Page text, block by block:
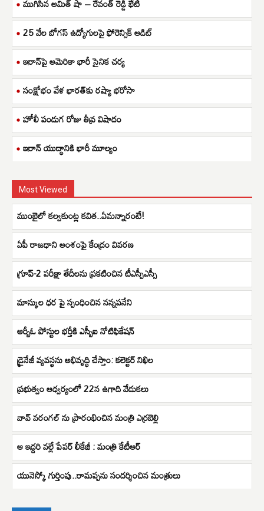
25 వేల బోగస్ ఉద్యోగులపై ఫోరెన్సిక్ ఆడిట్
ఇరాన్‌పై అమెరికా భారీ సైనిక చర్య
సంక్షోభం వేళ భారత్‌కు రష్యా భరోసా
హోలీ పండుగ రోజు తీవ్ర విషాదం
ఇరాన్ యుద్ధానికి భారీ మూల్యం
Most Viewed
ముంబైలో కల్వకుంట్ల కవిత..ఏమన్నారంటే!
ఏపీ రాజధాని అంశంపై కేంద్రం వివరణ
గ్రూప్-2 పరీక్షా తేదీలను ప్రకటించిన టీఎస్పీఎస్సీ
మాస్కుల ధర పై స్పంధించిన నన్నపనేని
ఆర్బీఓ పోస్టుల భర్తీకి ఎస్బీఐ నోటిఫికేషన్
డ్రైనేజీ వ్యవస్థను అభివృద్ధి చేస్తాం: కలెక్టర్ నిఖిల
ప్రభుత్వం ఆధ్వర్యంలో 22న ఉగాది వేడుకలు
వావ్ వ‌రంగల్ ను ప్రారంభించిన మంత్రి ఎర్రబెల్లి
ఆ ఇద్దరి వల్లే పేపర్ లీకేజీ : మంత్రి కేటీఆర్
యునెస్కో గుర్తింపు..రామప్పను సందర్శించిన మంత్రులు